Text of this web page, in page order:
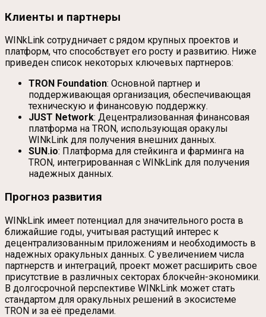
Клиенты и партнеры
WINkLink сотрудничает с рядом крупных проектов и
платформ, что способствует его росту и развитию. Ниже
приведен список некоторых ключевых партнеров:
TRON Foundation: Основной партнер и
поддерживающая организация, обеспечивающая
техническую и финансовую поддержку.
JUST Network: Децентрализованная финансовая
платформа на TRON, использующая оракулы
WINkLink для получения внешних данных.
SUN.io: Платформа для стейкинга и фарминга на
TRON, интегрированная с WINkLink для получения
надежных данных.
Прогноз развития
WINkLink имеет потенциал для значительного роста в
ближайшие годы, учитывая растущий интерес к
децентрализованным приложениям и необходимость в
надежных оракульных данных. С увеличением числа
партнерств и интеграций, проект может расширить свое
присутствие в различных секторах блокчейн-экономики.
В долгосрочной перспективе WINkLink может стать
стандартом для оракульных решений в экосистеме
TRON и за её пределами.